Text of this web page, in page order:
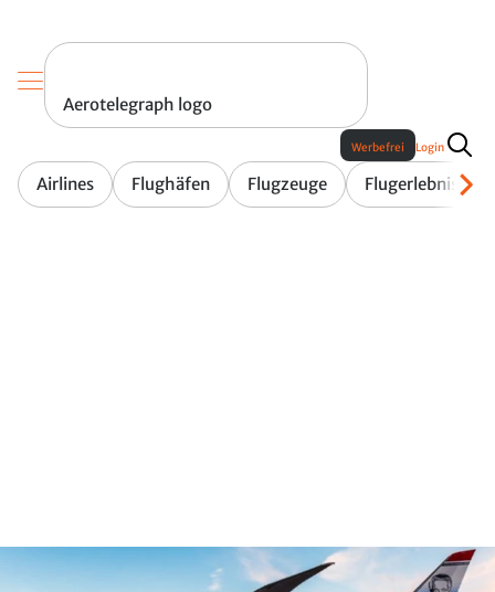
Aerotelegraph logo
Airlines Flughäfen Flugzeuge Flugerlebnis
Werbefrei Login